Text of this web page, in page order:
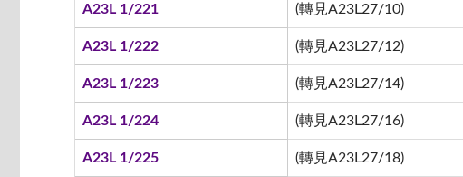
A23L 1/221 (轉見A23L27/10)
A23L 1/222 (轉見A23L27/12)
A23L 1/223 (轉見A23L27/14)
A23L 1/224 (轉見A23L27/16)
A23L 1/225 (轉見A23L27/18)